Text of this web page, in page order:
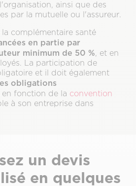
ainsi que des
par la mutuelle ou l'assureur.
la complémentaire santé
en partie par
minimum de 50 % , et en
La participation de
et il doit également
obligations
en fonction de la convention
à son entreprise dans
un devis
en quelques